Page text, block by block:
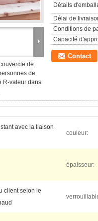
de
de
R-valeur dans
Détails
Délai de
Conditions de
Capacité
Contact
avec la liaison
couleur:
épaisseur:
client selon le